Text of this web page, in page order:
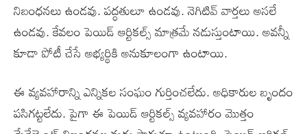
నిబంధనలు ఉండవు. పద్ధతులూ ఉండవు. నెగిటివ్ వార్తలు అసలే
ఉండవు. కేవలం పెయిడ్ ఆర్టికల్స్ మాత్రమే నడుస్తుంటాయి. అవన్నీ
కూడా పోటీ చేసే అభ్యర్థికి అనుకూలంగా ఉంటాయి.
ఈ వ్యవహారాన్ని ఎన్నికల సంఘం గుర్తించలేదు. అధికారుల బృందం
పసిగట్టలేదు. పైగా ఈ పెయిడ్ ఆర్టికల్స్ వ్యవహారం మొత్తం